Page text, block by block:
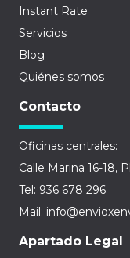
Instant Rate
Servicios
Blog
Quiénes somos
Contacto
Oficinas centrales:
Calle Marina 16-18,
Tel: 936 678 296
Mail:
Apartado Legal